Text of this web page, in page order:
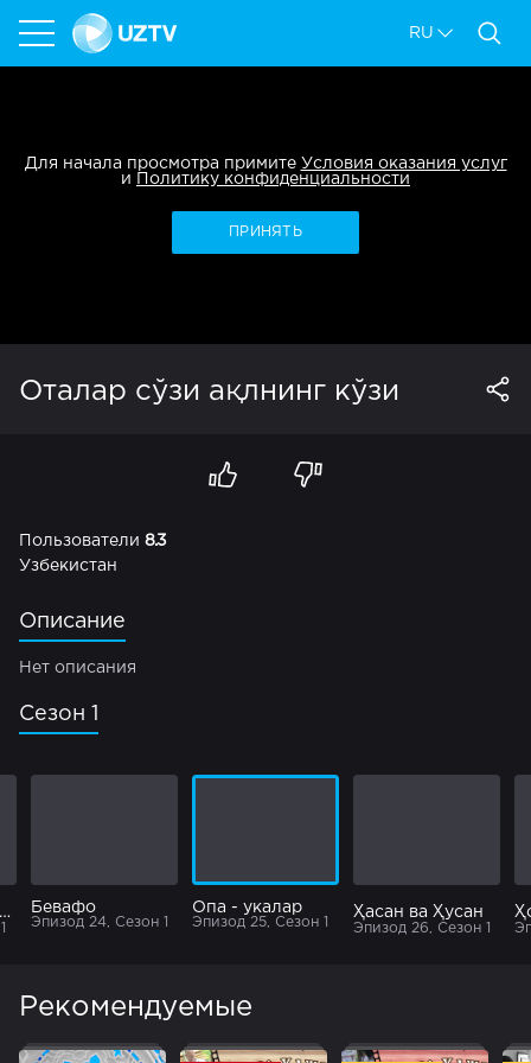
RU
Для начала просмотра примите Условия оказания услуг
и
Политику конфиденциальности
ПРИНЯТЬ
Оталар сўзи ақлнинг кўзи
Пользователи 8.3
Узбекистан
Описание
Нет описания
Сезон 1
Қизларни чет элга сотиш Бевафо
Эпизод 24, Сезон 1
Опа - укалар
Эпизод 25, Сезон 1
Ҳасан ва Ҳусан
Эпизод 26, Сезон 1
Рекомендуемые